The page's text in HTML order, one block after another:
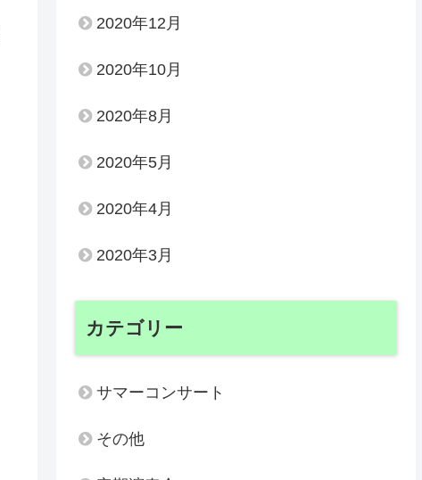
2020年12月
2020年10月
2020年8月
2020年5月
2020年4月
2020年3月
カテゴリー
サマーコンサート
その他